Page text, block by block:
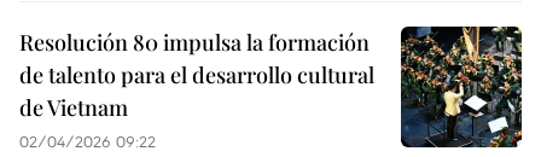
Resolución 80 impulsa la formación
de talento para el desarrollo cultural
de Vietnam
02/04/2026 09:22